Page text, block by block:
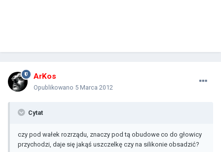
ArKos
Opublikowano 5 Marca 2012
Cytat
czy pod wałek rozrządu, znaczy pod tą obudowe co do głowicy
przychodzi, daje się jakąś uszczelkę czy na silikonie obsadzić?